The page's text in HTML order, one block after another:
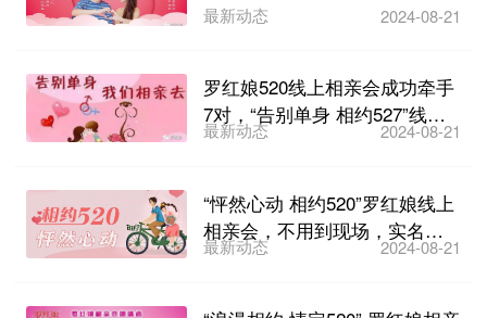
最新动态 2024-08-21
罗红娘520线上相亲会成功牵手
7对，“告别单身 相约527”线上
相亲会火热报...
最新动态 2024-08-21
“怦然心动 相约520”罗红娘线上
相亲会，不用到现场，实名相
亲！火热报名中…
最新动态 2024-08-21